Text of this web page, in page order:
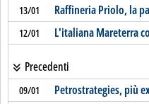
13/01 Raffineria Priolo, la
12/01 L'italiana Mareterra
Precedenti
09/01 Petrostrategies, più